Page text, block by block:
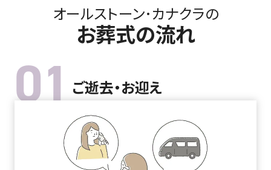
オールストーン･カナクラの
お葬式の流れ
01 ご逝去・お迎え